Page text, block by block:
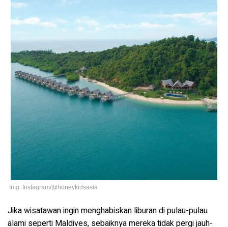
Img: Instagram/@honeykidsasia
Jika wisatawan ingin menghabiskan liburan di pulau-pulau
alami seperti Maldives, sebaiknya mereka tidak pergi jauh-